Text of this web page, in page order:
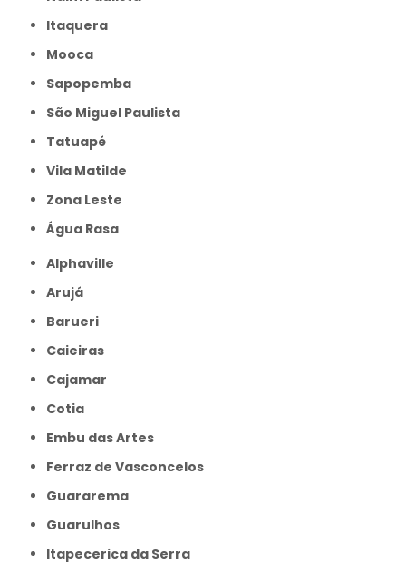
Itaquera
Mooca
Sapopemba
São Miguel Paulista
Tatuapé
Vila Matilde
Zona Leste
Água Rasa
Alphaville
Arujá
Barueri
Caieiras
Cajamar
Cotia
Embu das Artes
Ferraz de Vasconcelos
Guararema
Guarulhos
Itapecerica da Serra